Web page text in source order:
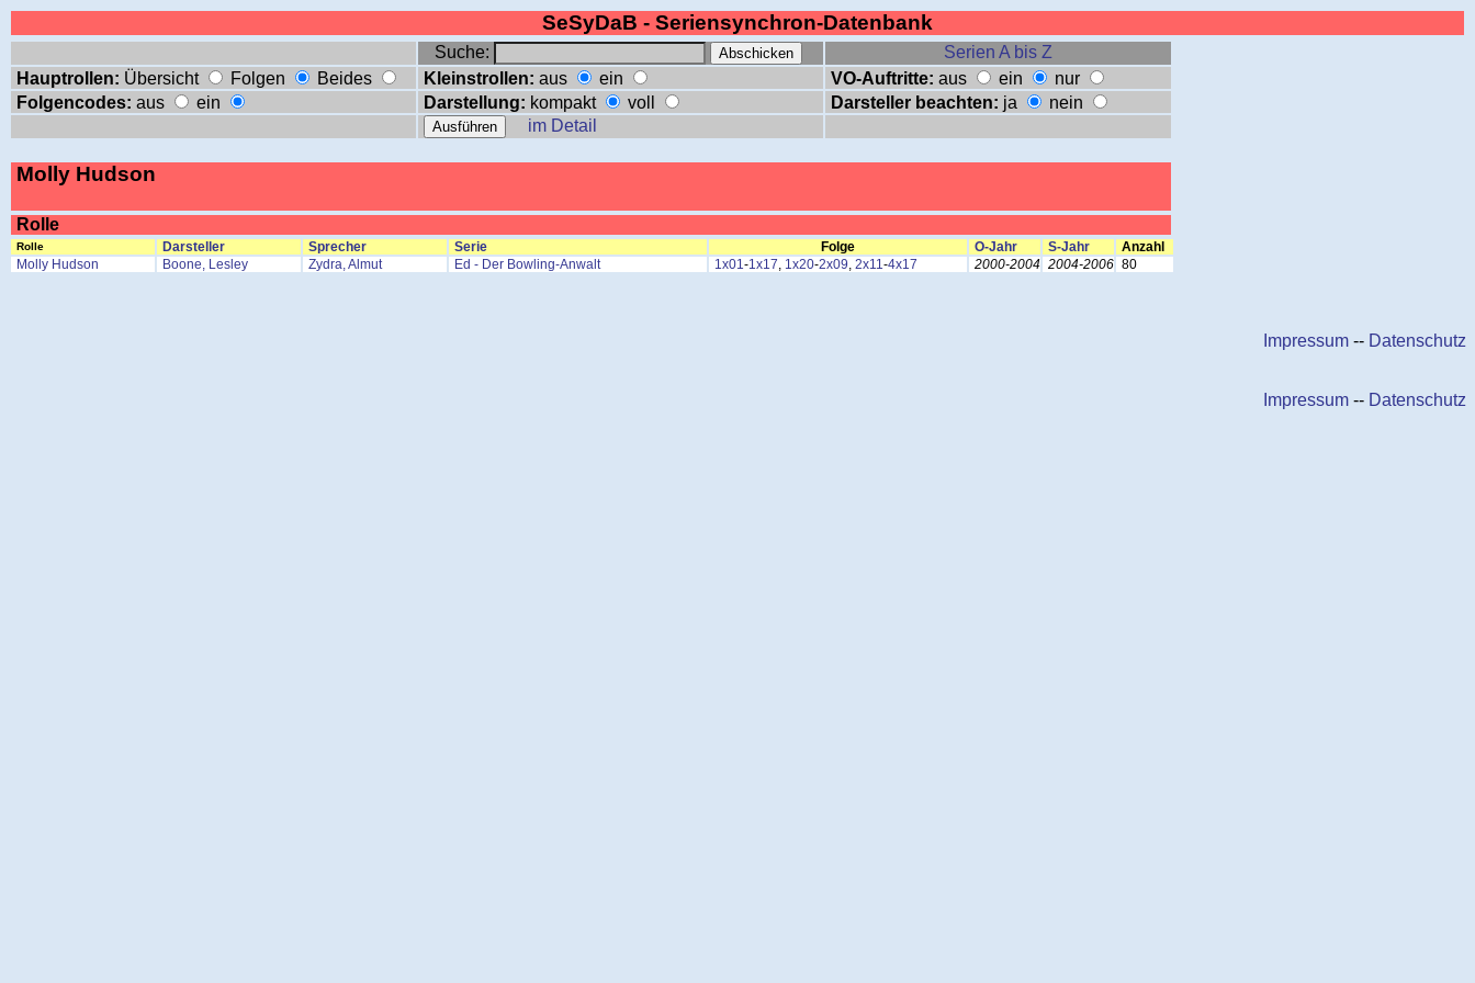
SeSyDaB - Seriensynchron-Datenbank
Suche:
Serien A bis Z
Hauptrollen: Übersicht Folgen Beides Kleinstrollen: aus ein VO-Auftritte: aus ein
nur
Folgencodes: aus ein Darstellung: kompakt voll Darsteller beachten: ja
nein
im Detail
Molly Hudson
Rolle
Rolle Darsteller Sprecher Serie Folge O-Jahr S-Jahr
Anzahl
Molly Hudson
Boone, Lesley Zydra, Almut Ed - Der Bowling-Anwalt 1x01-1x17, 1x20-2x09, 2x11-4x17 2000-2004 2004-2006 80
Impressum -- Datenschutz
Impressum -- Datenschutz